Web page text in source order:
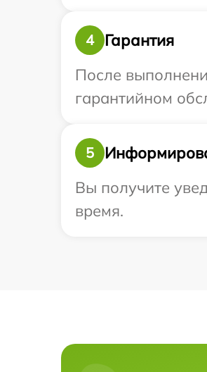
4
Гарантия
После
гарантийном
5
Вы получите
время.